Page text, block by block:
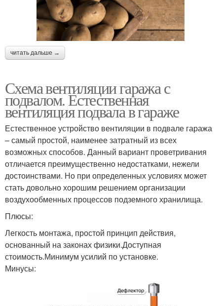
читать дальше →
Схема вентиляции гаража с
подвалом. Естественная
вентиляция подвала в гараже
Естественное устройство вентиляции в подвале гаража
– самый простой, наименее затратный из всех
возможных способов. Данный вариант проветривания
отличается преимущественно недостатками, нежели
достоинствами. Но при определенных условиях может
стать довольно хорошим решением организации
воздухообменных процессов подземного хранилища.
Плюсы:
Легкость монтажа, простой принцип действия,
основанный на законах физики.Доступная
стоимость.Минимум усилий по установке.
Минусы: